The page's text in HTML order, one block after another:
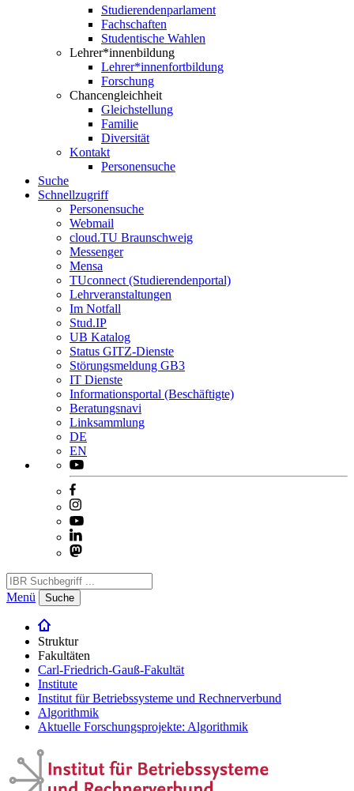
Studierendenparlament
Fachschaften
Studentische Wahlen
Lehrer*innenbildung
Lehrer*innenfortbildung
Forschung
Chancengleichheit
Gleichstellung
Familie
Diversität
Kontakt
Personensuche
Suche
Schnellzugriff
Personensuche
Webmail
cloud.TU Braunschweig
Messenger
Mensa
TUconnect (Studierendenportal)
Lehrveranstaltungen
Im Notfall
Stud.IP
UB Katalog
Status GITZ-Dienste
Störungsmeldung GB3
IT Dienste
Informationsportal (Beschäftigte)
Beratungsnavi
Linksammlung
DE
EN
Menü Suche
Struktur
Fakultäten
Carl-Friedrich-Gauß-Fakultät
Institute
Institut für Betriebssysteme und Rechnerverbund
Algorithmik
Aktuelle Forschungsprojekte: Algorithmik